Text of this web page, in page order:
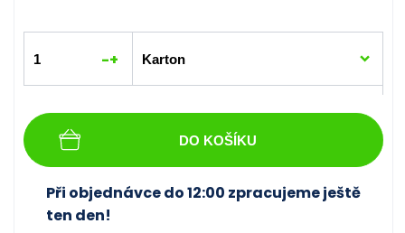
-+
DO KOŠÍKU
Při objednávce do 12:00 zpracujeme ještě
ten den!